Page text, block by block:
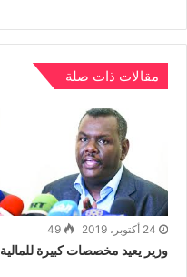
b
o
o
k
dI
n
A
p
مقالات ذات صلة
24 أكتوبر، 2019 49
وزير يعيد مخصصات كبيرة للمالية